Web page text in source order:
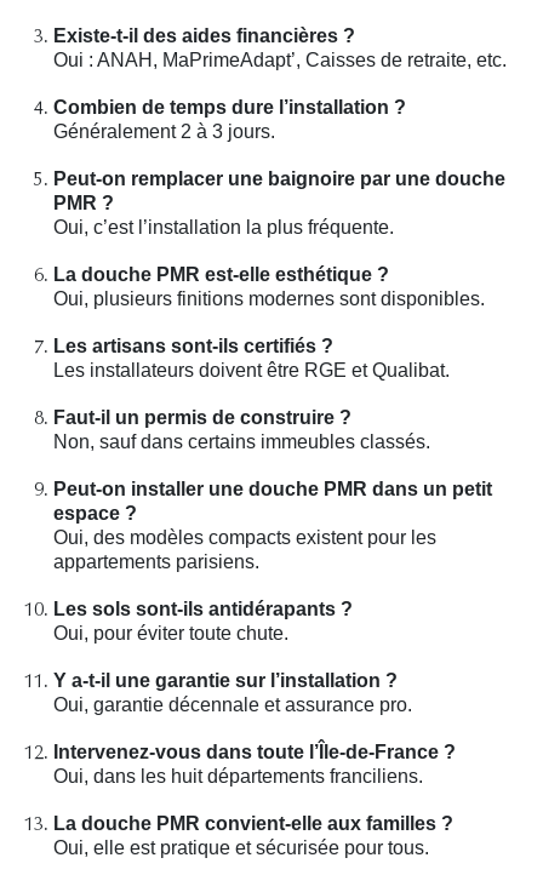
Existe-t-il des aides financières ?
Oui : ANAH, MaPrimeAdapt’, Caisses de retraite, etc.
Combien de temps dure l’installation ?
Généralement 2 à 3 jours.
Peut-on remplacer une baignoire par une douche
PMR ?
Oui, c’est l’installation la plus fréquente.
La douche PMR est-elle esthétique ?
Oui, plusieurs finitions modernes sont disponibles.
Les artisans sont-ils certifiés ?
Les installateurs doivent être RGE et Qualibat.
Faut-il un permis de construire ?
Non, sauf dans certains immeubles classés.
Peut-on installer une douche PMR dans un petit
espace ?
Oui, des modèles compacts existent pour les
appartements parisiens.
Les sols sont-ils antidérapants ?
Oui, pour éviter toute chute.
Y a-t-il une garantie sur l’installation ?
Oui, garantie décennale et assurance pro.
Intervenez-vous dans toute l’Île-de-France ?
Oui, dans les huit départements franciliens.
La douche PMR convient-elle aux familles ?
Oui, elle est pratique et sécurisée pour tous.